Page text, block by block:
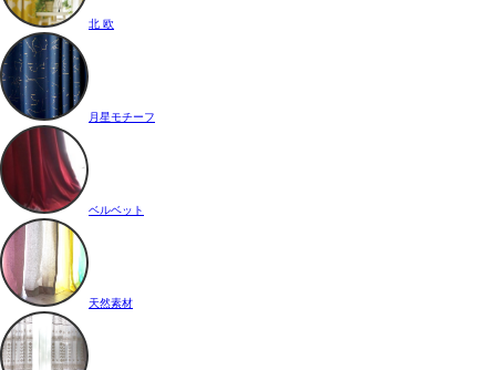
北 欧
月星モチーフ
ベルベット
天然素材